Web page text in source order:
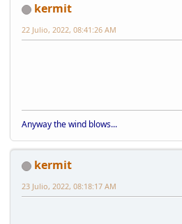
kermit
22 Julio, 2022, 08:41:26 AM
Anyway the wind blows...
kermit
23 Julio, 2022, 08:18:17 AM